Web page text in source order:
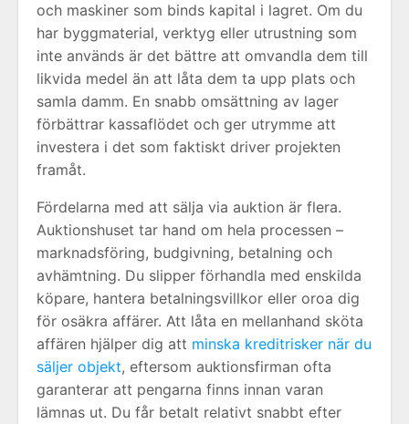
och maskiner som binds kapital i lagret. Om du
har byggmaterial, verktyg eller utrustning som
inte används är det bättre att omvandla dem till
likvida medel än att låta dem ta upp plats och
samla damm. En snabb omsättning av lager
förbättrar kassaflödet och ger utrymme att
investera i det som faktiskt driver projekten
framåt.
Fördelarna med att sälja via auktion är flera.
Auktionshuset tar hand om hela processen –
marknadsföring, budgivning, betalning och
avhämtning. Du slipper förhandla med enskilda
köpare, hantera betalningsvillkor eller oroa dig
för osäkra affärer. Att låta en mellanhand sköta
affären hjälper dig att minska kreditrisker när du
säljer objekt, eftersom auktionsfirman ofta
garanterar att pengarna finns innan varan
lämnas ut. Du får betalt relativt snabbt efter